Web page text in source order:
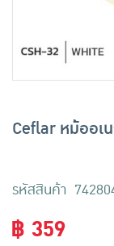
อาหารสด ผัก ผลไม้และเ
Ceflar หม้ออเ
รหัสสินค้า
฿ 359